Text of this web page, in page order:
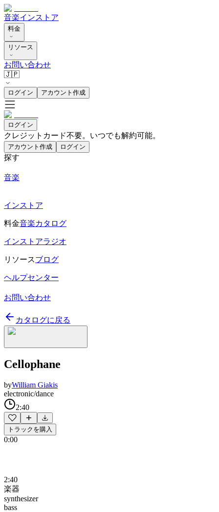
音楽インストア
料金
リソース
お問い合わせ
🇯🇵
ログイン アカウント作成
ログイン
クレジットカード不要。いつでも解約可能。
アカウント作成 ログイン
探す
音楽
インストア
料金音楽カタログ
インストアラジオ
リソースブログ
ヘルプセンター
お問い合わせ
カタログに戻る
Cellophane
byWilliam Giakis
electronic/dance
2:40
トラックを購入
0:00
2:40
楽器
synthesizer
bass